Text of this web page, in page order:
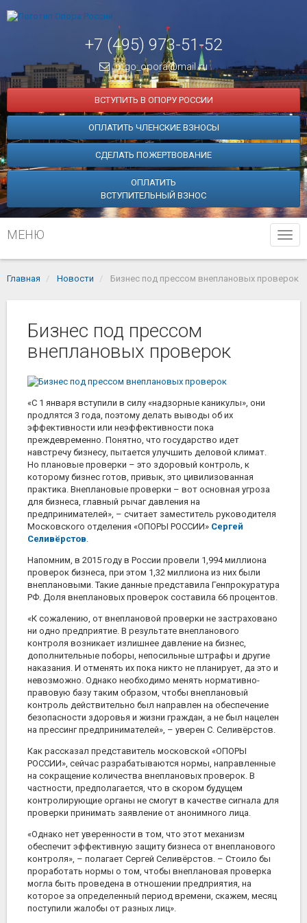
+7 (495) 973-51-52
mgo_opora@mail.ru
ВСТУПИТЬ В ОПОРУ РОССИИ
ОПЛАТИТЬ ЧЛЕНСКИЕ ВЗНОСЫ
СДЕЛАТЬ ПОЖЕРТВОВАНИЕ
ОПЛАТИТЬ
ВСТУПИТЕЛЬНЫЙ ВЗНОС
МЕНЮ
Главная Новости Бизнес под прессом внеплановых проверок
Бизнес под прессом
внеплановых проверок
«С 1 января вступили в силу «надзорные каникулы», они
продлятся 3 года, поэтому делать выводы об их
эффективности или неэффективности пока
преждевременно. Понятно, что государство идет
навстречу бизнесу, пытается улучшить деловой климат.
Но плановые проверки – это здоровый контроль, к
которому бизнес готов, привык, это цивилизованная
практика. Внеплановые проверки – вот основная угроза
для бизнеса, главный рычаг давления на
предпринимателей», – считает заместитель руководителя
Московского отделения «ОПОРЫ РОССИИ» Сергей
Селивёрстов.
Напомним, в 2015 году в России провели 1,994 миллиона
проверок бизнеса, при этом 1,32 миллиона из них были
внеплановыми. Такие данные представила Генпрокуратура
РФ. Доля внеплановых проверок составила 66 процентов.
«К сожалению, от внеплановой проверки не застраховано
ни одно предприятие. В результате внепланового
контроля возникает излишнее давление на бизнес,
дополнительные поборы, непосильные штрафы и другие
наказания. И отменять их пока никто не планирует, да это и
невозможно. Однако необходимо менять нормативно-
правовую базу таким образом, чтобы внеплановый
контроль действительно был направлен на обеспечение
безопасности здоровья и жизни граждан, а не был нацелен
на прессинг предпринимателей», – уверен С. Селивёрстов.
Как рассказал представитель московской «ОПОРЫ
РОССИИ», сейчас разрабатываются нормы, направленные
на сокращение количества внеплановых проверок. В
частности, предполагается, что в скором будущем
контролирующие органы не смогут в качестве сигнала для
проверки принимать заявление от анонимного лица.
«Однако нет уверенности в том, что этот механизм
обеспечит эффективную защиту бизнеса от внепланового
контроля», – полагает Сергей Селивёрстов. – Стоило бы
проработать нормы о том, чтобы внеплановая проверка
могла быть проведена в отношении предприятия, на
которое за определенный период времени, скажем, месяц
поступили жалобы от разных лиц».